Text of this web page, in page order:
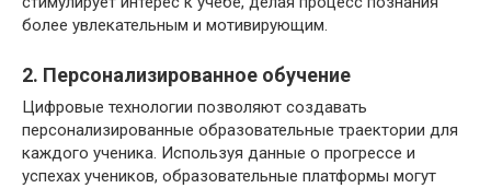
более увлекательным и мотивирующим.
2. Персонализированное обучение
Цифровые технологии позволяют создавать
персонализированные образовательные траектории для
каждого ученика. Используя данные о прогрессе и
успехах учеников, образовательные платформы могут